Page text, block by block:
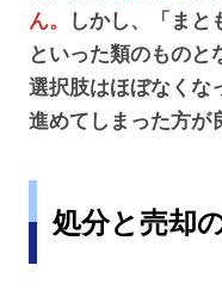
ん。
しかし、「まと
といった類のものと
選択肢はほぼなくな
進めてしまった方が
処分と売却